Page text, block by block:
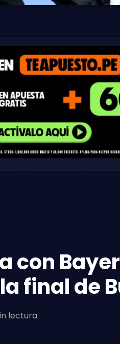
con
final de
lectura